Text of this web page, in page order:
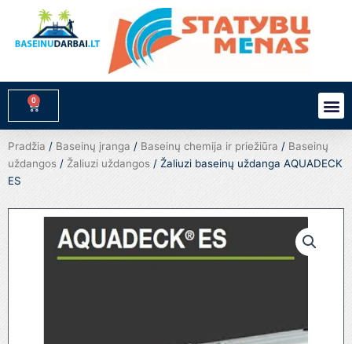
turinio
0
Cart
Pradžia / Baseinų įranga / Baseinų chemija ir priežiūra / Baseinų
uždangos / Žaliuzi uždangos / Žaliuzi baseinų uždanga AQUADECK
ES